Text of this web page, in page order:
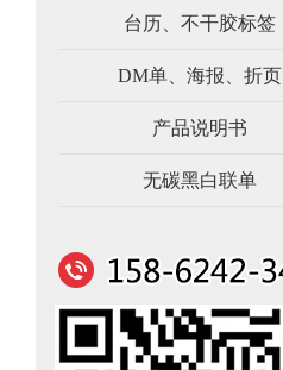
台历、不干胶标签
DM单、海报、折页
产品说明书
无碳黑白联单